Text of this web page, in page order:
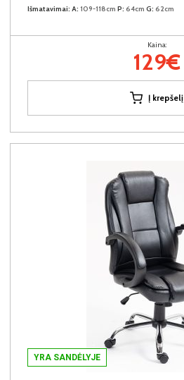
Išmatavimai: A: 109-118cm P: 64cm G: 62cm
Kaina:
129€
Į krepšelį
YRA SANDĖLYJE